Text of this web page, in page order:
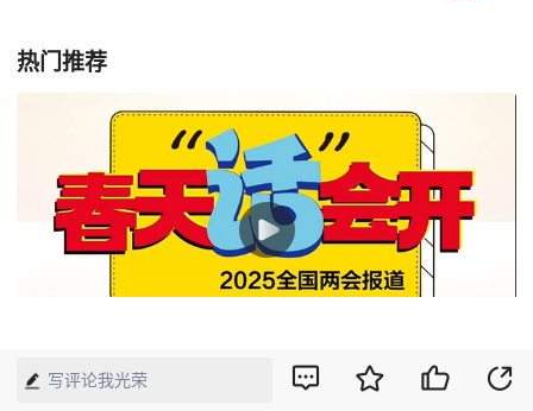
下载、转载使用时必须注明“来源：中国经济周刊-经济网”、“来源：
中国经济周刊”、“来源：经济网”，不得改动标题及文字内容，违者
将依法追究责任。 凡本网注明“来源：XXX（非中国经济周刊或经济
网）”的文/图等稿件，均转载自其它媒体，转载目的在于传递更多信
息，并不代表本网赞同其观点和对其真实性负责。如其他媒体、网站
或个人转载使用，请与著作权人联系，并自负法律责任。
热门推荐
周刊记者这样跑两会
写评论我光荣